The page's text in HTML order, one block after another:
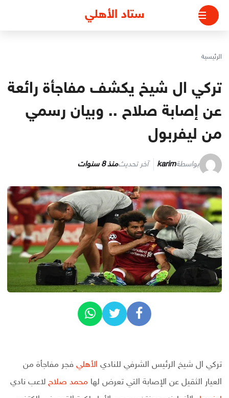
التجاوز
المحتوى
ستاد الأهلي
الرئيسية
تركي ال شيخ يكشف مفاجأة رائعة
عن إصابة صلاح .. وبيان رسمي
من ليفربول
بواسطةkarim آخر تحديثمنذ 8 سنوات
تركي ال شيخ الرئيس الشرفي للنادي الأهلي فجر مفاجأة من
العيار الثقيل عن الإصابة التي تعرض لها محمد صلاح لاعب نادي